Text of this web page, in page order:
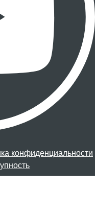
конфиденциальности